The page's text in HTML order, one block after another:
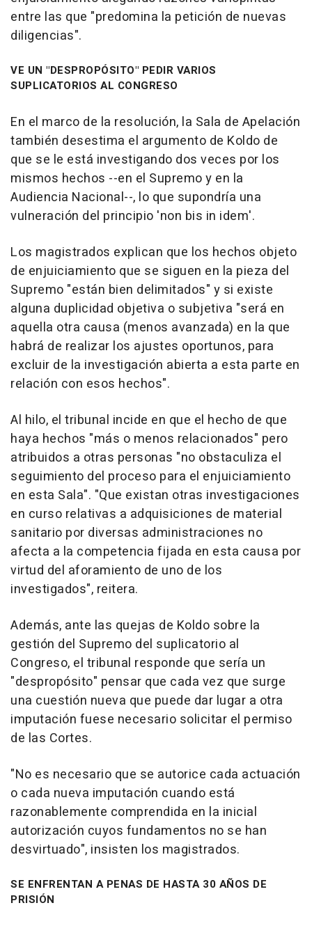
entre las que "predomina la petición de nuevas
diligencias".
VE UN "DESPROPÓSITO" PEDIR VARIOS
SUPLICATORIOS AL CONGRESO
En el marco de la resolución, la Sala de Apelación
también desestima el argumento de Koldo de
que se le está investigando dos veces por los
mismos hechos --en el Supremo y en la
Audiencia Nacional--, lo que supondría una
vulneración del principio 'non bis in idem'.
Los magistrados explican que los hechos objeto
de enjuiciamiento que se siguen en la pieza del
Supremo "están bien delimitados" y si existe
alguna duplicidad objetiva o subjetiva "será en
aquella otra causa (menos avanzada) en la que
habrá de realizar los ajustes oportunos, para
excluir de la investigación abierta a esta parte en
relación con esos hechos".
Al hilo, el tribunal incide en que el hecho de que
haya hechos "más o menos relacionados" pero
atribuidos a otras personas "no obstaculiza el
seguimiento del proceso para el enjuiciamiento
en esta Sala". "Que existan otras investigaciones
en curso relativas a adquisiciones de material
sanitario por diversas administraciones no
afecta a la competencia fijada en esta causa por
virtud del aforamiento de uno de los
investigados", reitera.
Además, ante las quejas de Koldo sobre la
gestión del Supremo del suplicatorio al
Congreso, el tribunal responde que sería un
"despropósito" pensar que cada vez que surge
una cuestión nueva que puede dar lugar a otra
imputación fuese necesario solicitar el permiso
de las Cortes.
"No es necesario que se autorice cada actuación
o cada nueva imputación cuando está
razonablemente comprendida en la inicial
autorización cuyos fundamentos no se han
desvirtuado", insisten los magistrados.
SE ENFRENTAN A PENAS DE HASTA 30 AÑOS DE
PRISIÓN